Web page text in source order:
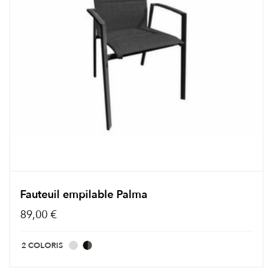
Fauteuil empilable Palma
89,00 €
2 COLORIS